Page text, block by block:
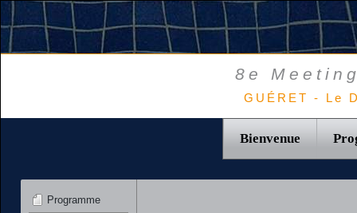
8e
GUÉRET - Le
Bienvenue
Programme